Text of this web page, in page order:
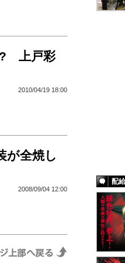
上戸彩
2010/04/19 18:00
が全焼し
2008/09/04 12:00
配